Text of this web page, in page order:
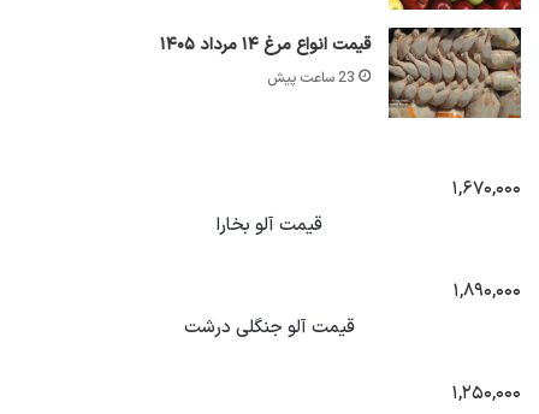
قیمت انواع مرغ ۱۴ مرداد ۱۴۰۵
23 ساعت پیش
۱,۶۷۰,۰۰۰
قیمت آلو بخارا
۱,۸۹۰,۰۰۰
قیمت آلو جنگلی درشت
۱,۲۵۰,۰۰۰